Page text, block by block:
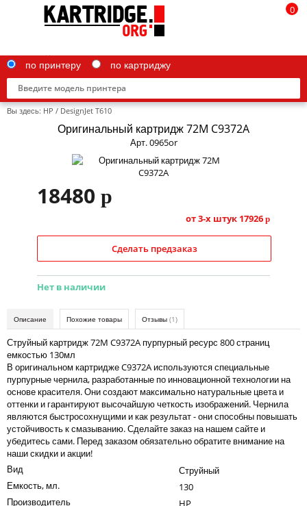
Canon
IBM
Kodak
Konica Minolta
Kyocera
Lexmark
OKI
Panasonic
Ricoh
Samsung
по принтеру по картриджу
0
Вы здесь: HP / DesignJet T610
Оригинальный картридж 72M C9372A
Арт. 0965or
18480 p
от 3-х штук 17926 p
Сделать предзаказ
Нет в наличии
Описание Похожие товары Отзывы (1)
Струйный картридж 72M C9372A пурпурный ресурс 800 страниц
емкостью 130мл
В оригинальном картридже C9372A используются специальные
пурпурные чернила, разработанные по инновационной технологии на
основе красителя. Они создают максимально натуральные цвета и
оттенки и гарантируют высочайшую четкость изображений. Чернила
являются быстросохнущими и как результат - они способны повышать
устойчивость к смазыванию. Сделайте заказ на нашем сайте и
убедитесь сами. Перед заказом обязательно обратите внимание на
наши скидки и акции!
Вид
Струйный
Емкость, мл.
130
Производитель
HP